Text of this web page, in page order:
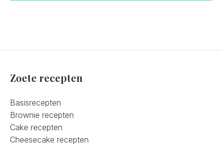
Zoete recepten
Basisrecepten
Brownie recepten
Cake recepten
Cheesecake recepten